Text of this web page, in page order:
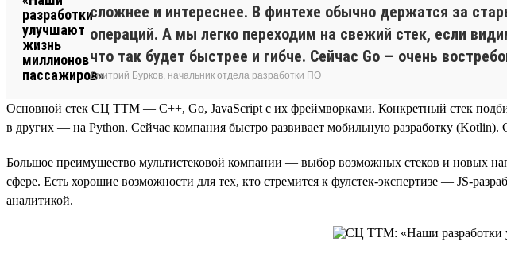
сложнее и интереснее. В финтехе обычно держатся за
операций. А мы легко переходим на свежий стек, если
что так будет быстрее и гибче. Сейчас Go — очень
Дмитрий Бурков, начальник отдела разработки ПО
Основной стек СЦ ТТМ — C++, Go, JavaScript с их фреймворками. Конкретный стек
в других — на Python. Сейчас компания быстро развивает мобильную разработку (Kotlin).
Большое преимущество мультистековой компании — выбор возможных стеков и новых
сфере. Есть хорошие возможности для тех, кто стремится к фулстек-экспертизе — JS-
аналитикой.